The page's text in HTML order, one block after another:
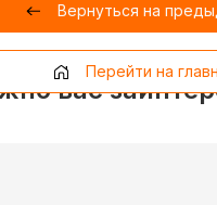
Вернуться на
Перейти на
вас